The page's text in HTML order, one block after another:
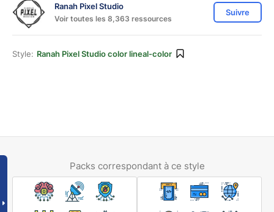
Ranah Pixel Studio
Voir toutes les 8,363 ressources
Suivre
Style: Ranah Pixel Studio color lineal-color
Packs correspondant à ce style